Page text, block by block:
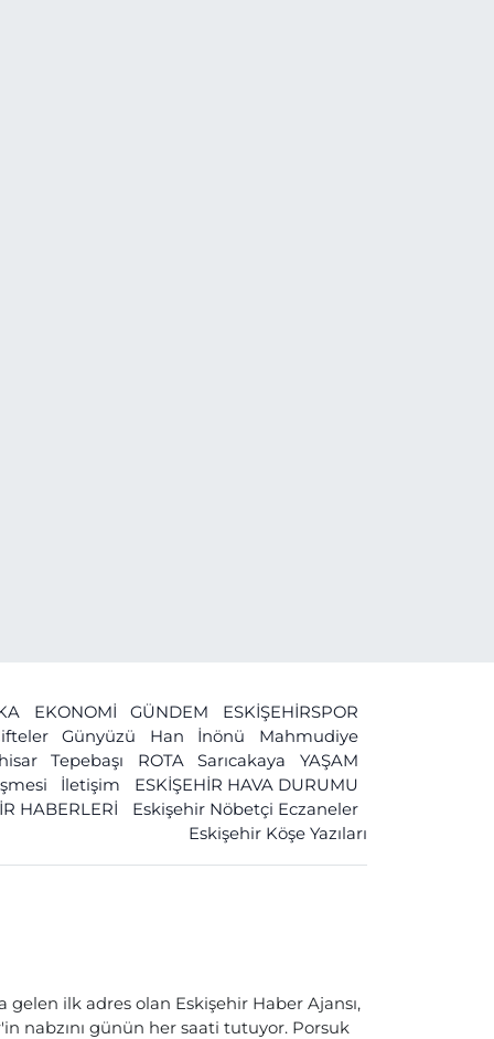
EKONOMİ GÜNDEM
ESKİŞEHİRSPOR
Günyüzü Han İnönü
Mahmudiye
Tepebaşı ROTA Sarıcakaya
YAŞAM
İletişim
ESKİŞEHİR HAVA DURUMU
HABERLERİ
Eskişehir Nöbetçi Eczaneler
Eskişehir Köşe Yazıları
ilk adres olan Eskişehir Haber Ajansı,
nabzını günün her saati tutuyor. Porsuk